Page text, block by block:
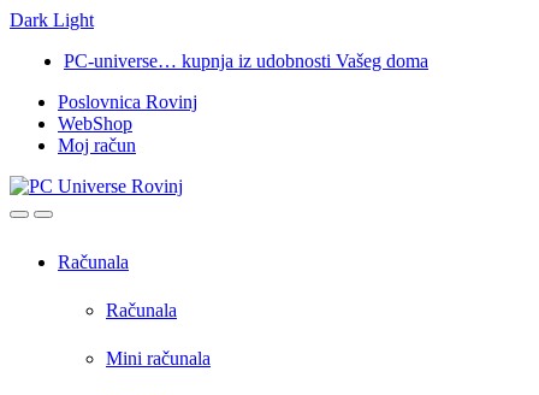
Dark Light
navigation
content
PC-universe… kupnja iz udobnosti Vašeg doma
Poslovnica Rovinj
WebShop
Moj račun
OpenClose
Računala
Računala
Mini računala